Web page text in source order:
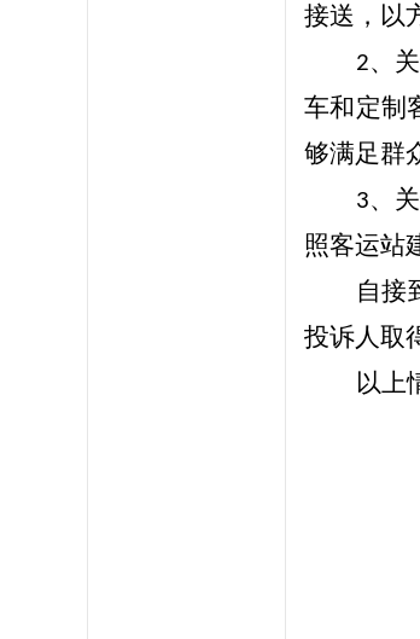
接送，以
2、
车和定制
够满足群
3、
照客运站
自接
投诉人取
以上